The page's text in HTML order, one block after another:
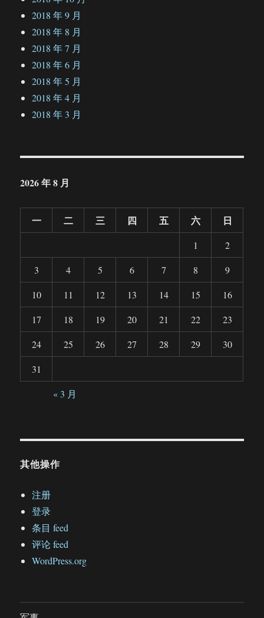
2018 年 9 月
2018 年 8 月
2018 年 7 月
2018 年 6 月
2018 年 5 月
2018 年 4 月
2018 年 3 月
2026 年 8 月
一 二 三 四 五 六 日
1
2
3
4 5 6 7 8
9
10
11 12 13 14 15
16
17
18 19 20 21 22
23
24
25 26 27 28 29
30
31
« 3 月
其他操作
注册
登录
条目 feed
评论 feed
WordPress.org